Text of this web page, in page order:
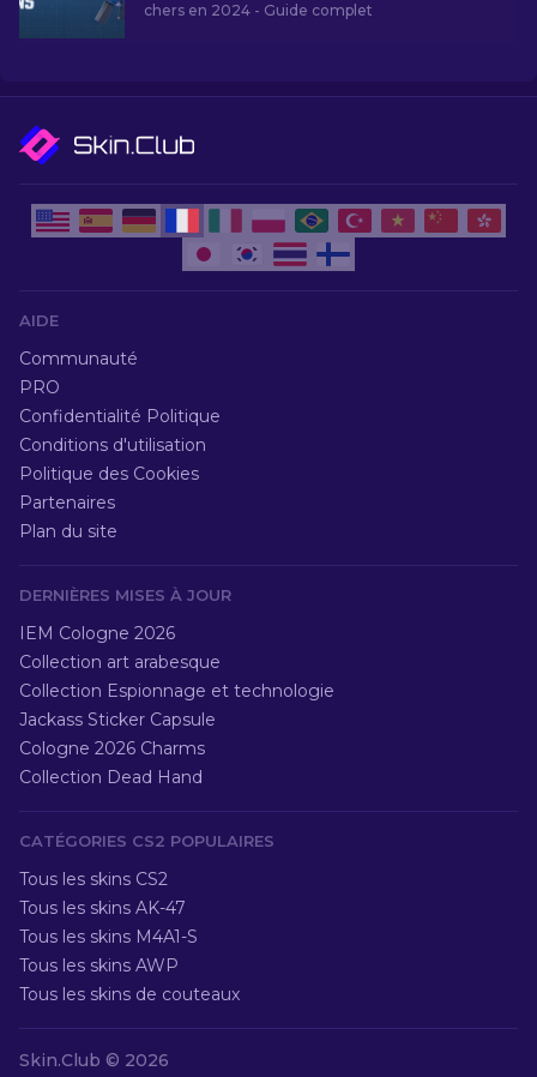
chers en 2024 - Guide complet
AIDE
Communauté
PRO
Confidentialité Politique
Conditions d'utilisation
Politique des Cookies
Partenaires
Plan du site
DERNIÈRES MISES À JOUR
IEM Cologne 2026
Collection art arabesque
Collection Espionnage et technologie
Jackass Sticker Capsule
Cologne 2026 Charms
Collection Dead Hand
CATÉGORIES CS2 POPULAIRES
Tous les skins CS2
Tous les skins AK-47
Tous les skins M4A1-S
Tous les skins AWP
Tous les skins de couteaux
Skin.Club © 2026